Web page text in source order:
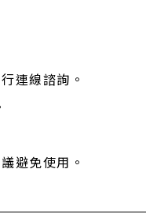
連線諮詢。
避免使用。